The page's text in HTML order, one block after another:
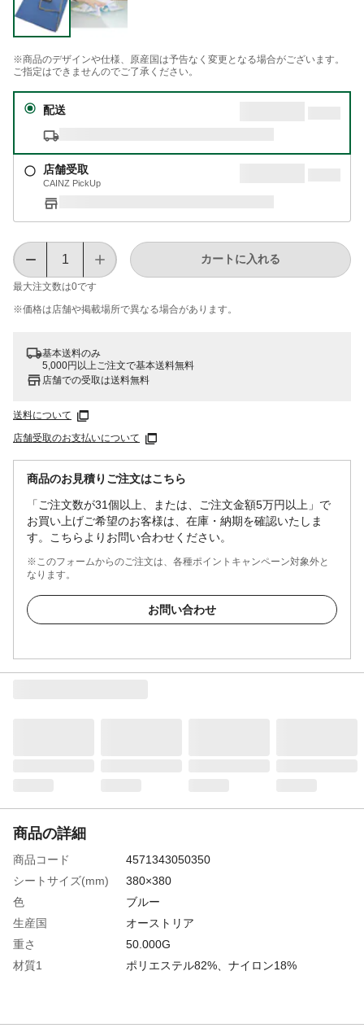
※商品のデザインや仕様、原産国は予告なく変更となる場合がございます。
ご指定はできませんのでご了承ください。
配送
店舗受取
CAINZ PickUp
最大注文数は0です
カートに入れる
※価格は​店舗や​掲載場所で​異なる​場合が​あります。
基本送料のみ
5,000円以上ご注文で基本送料無料
店舗での受取は送料無料
送料について
店舗受取のお支払いについて
商品のお見積りご注文はこちら
「ご注文数が31個以上、または、ご注文金額5万円以上」で
お買い上げご希望のお客様は、在庫・納期を確認いたしま
す。こちらよりお問い合わせください。
※このフォームからのご注文は、各種ポイントキャンペーン対象外と
なります。
お問い合わせ
商品の詳細
商品コード
4571343050350
シートサイズ(mm)
380×380
色
ブルー
生産国
オーストリア
重さ
50.000G
材質1
ポリエステル82%、ナイロン18%